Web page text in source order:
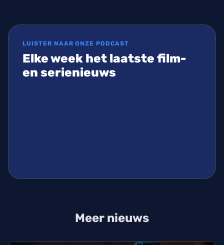
LUISTER NAAR ONZE PODCAST
Elke week het laatste film-
en serienieuws
Meer nieuws